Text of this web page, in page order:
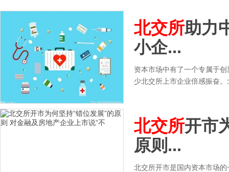
北交所助力
小企...
资本市场中有了一个专属于
少北交所上市企业倍感振奋
北交所开市
原则...
北交所开市是国内资本市场